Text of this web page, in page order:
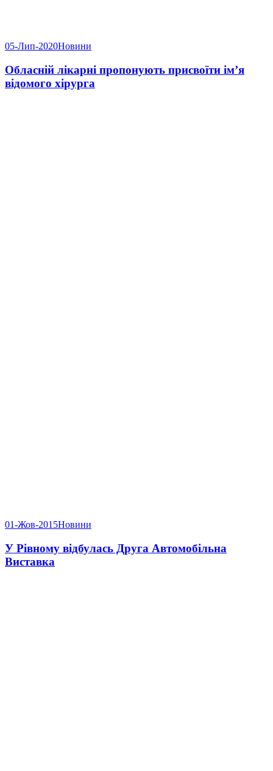
05-Лип-2020Новини
Обласній лікарні пропонують присвоїти ім’я
відомого хірурга
01-Жов-2015Новини
У Рівному відбулась Друга Автомобільна
Виставка